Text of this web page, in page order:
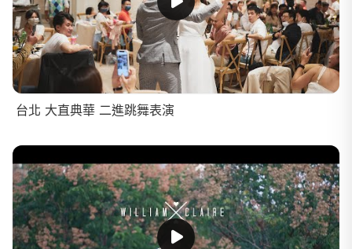
台北 大直典華 二進跳舞表演